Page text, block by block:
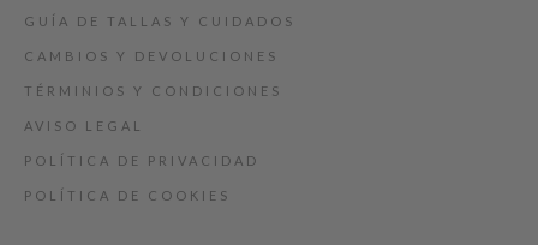
GUÍA DE TALLAS Y CUIDADOS
CAMBIOS Y DEVOLUCIONES
TÉRMINIOS Y CONDICIONES
AVISO LEGAL
POLÍTICA DE PRIVACIDAD
POLÍTICA DE COOKIES